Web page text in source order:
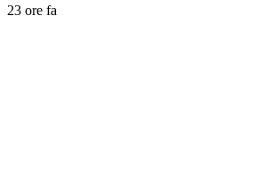
23 ore fa